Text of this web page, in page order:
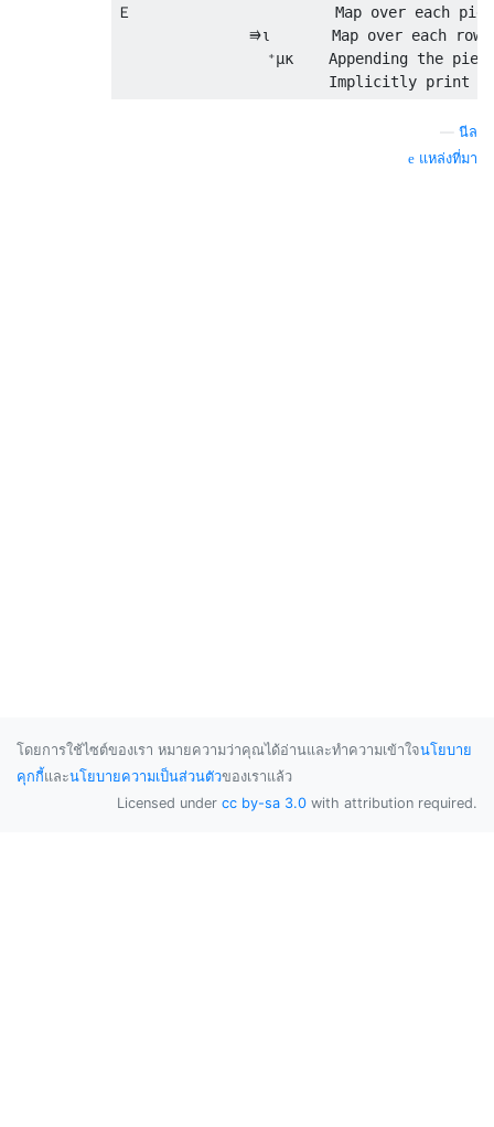
Ｅ                       Map over each
⭆ι       Map over each row
⁺μκ    Appending the
นีล
แหล่งที่มา
โดยการใช้ไซต์ของเรา หมายความว่าคุณได้อ่านและทำความเข้าใจนโยบาย
คุกกี้และนโยบายความเป็นส่วนตัวของเราแล้ว
Licensed under cc by-sa 3.0 with attribution required.